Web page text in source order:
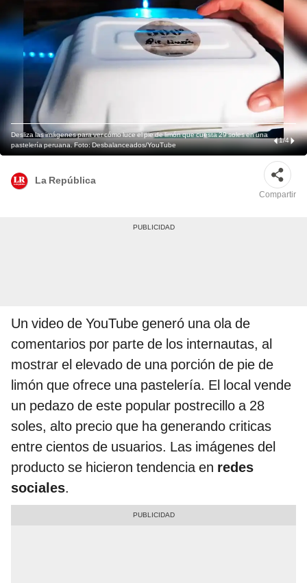
Desliza las imágenes para ver cómo luce el pie de limón que cuesta 29 soles en una
pastelería peruana. Foto: Desbalanceados/YouTube
1/4
La República
Compartir
Un video de YouTube generó una ola de
comentarios por parte de los internautas, al
mostrar el elevado de una porción de pie de
limón que ofrece una pastelería. El local vende
un pedazo de este popular postrecillo a 28
soles, alto precio que ha generando criticas
entre cientos de usuarios. Las imágenes del
producto se hicieron tendencia en redes
sociales.